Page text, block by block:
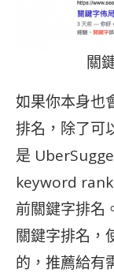
關
如果你本身也
排名，除了可
是
keyword
前關鍵字排名
關鍵字排名，
的，推薦給有